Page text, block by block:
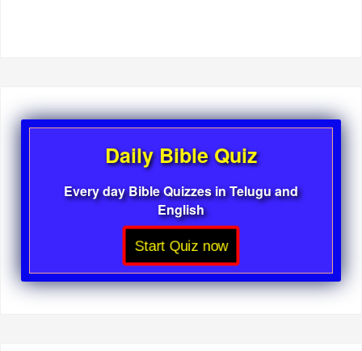
Daily Bible Quiz
Every day Bible Quizzes in Telugu and
English
Start Quiz now